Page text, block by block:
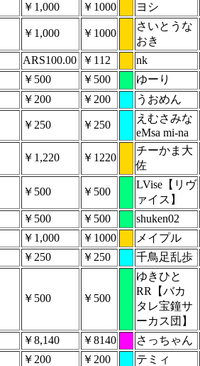
￥1,000 ￥1000 ヨシ
￥1,000 ￥1000
さいとうな
おき
ARS100.00 ￥112 nk
￥500 ￥500 ゆーり
￥200 ￥200 うおめん
￥250 ￥250
えむさみな
eMsa mi-na
￥1,220 ￥1220
チーかま大
佐
￥500 ￥500
LVise【リヴ
ァイス】
￥500 ￥500 shuken02
￥1,000 ￥1000 メイプル
￥250 ￥250 千鳥足乱歩
￥500 ￥500
ゆきひと
RR【バカ
タレ宝鐘サ
ーカス団】
￥8,140 ￥8140 さっちゃん
￥200 ￥200 テミィ